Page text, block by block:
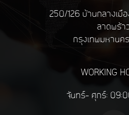
250/126 บ้านกลางเมื
ลาดพร้า
กรุงเทพมหานค
WORKING
จันทร์- ศุกร์: